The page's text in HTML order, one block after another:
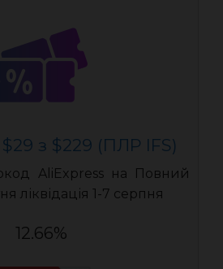
з $229 (ПЛР IFS)
AliExpress на Повний
ліквідація 1-7 серпня
12.66%